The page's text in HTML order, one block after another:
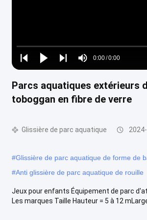
Play
Play
Play
Mute
Time
0:00/0:00
Loaded:
0%
Parcs aquatiques extérieurs
toboggan en fibre de verre
Glissière de parc aquatique
#Glissière de parc aquatique de forme de
#Anti glissière de parc aquatique de rouille
Jeux pour enfants Équipement de parc
Les marques Taille Hauteur = 5 à 12